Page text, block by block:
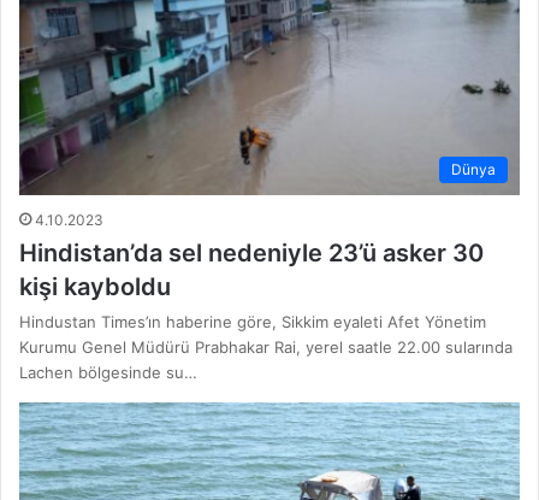
Dünya
4.10.2023
Hindistan’da sel nedeniyle 23’ü asker 30
kişi kayboldu
Hindustan Times’ın haberine göre, Sikkim eyaleti Afet Yönetim
Kurumu Genel Müdürü Prabhakar Rai, yerel saatle 22.00 sularında
Lachen bölgesinde su…